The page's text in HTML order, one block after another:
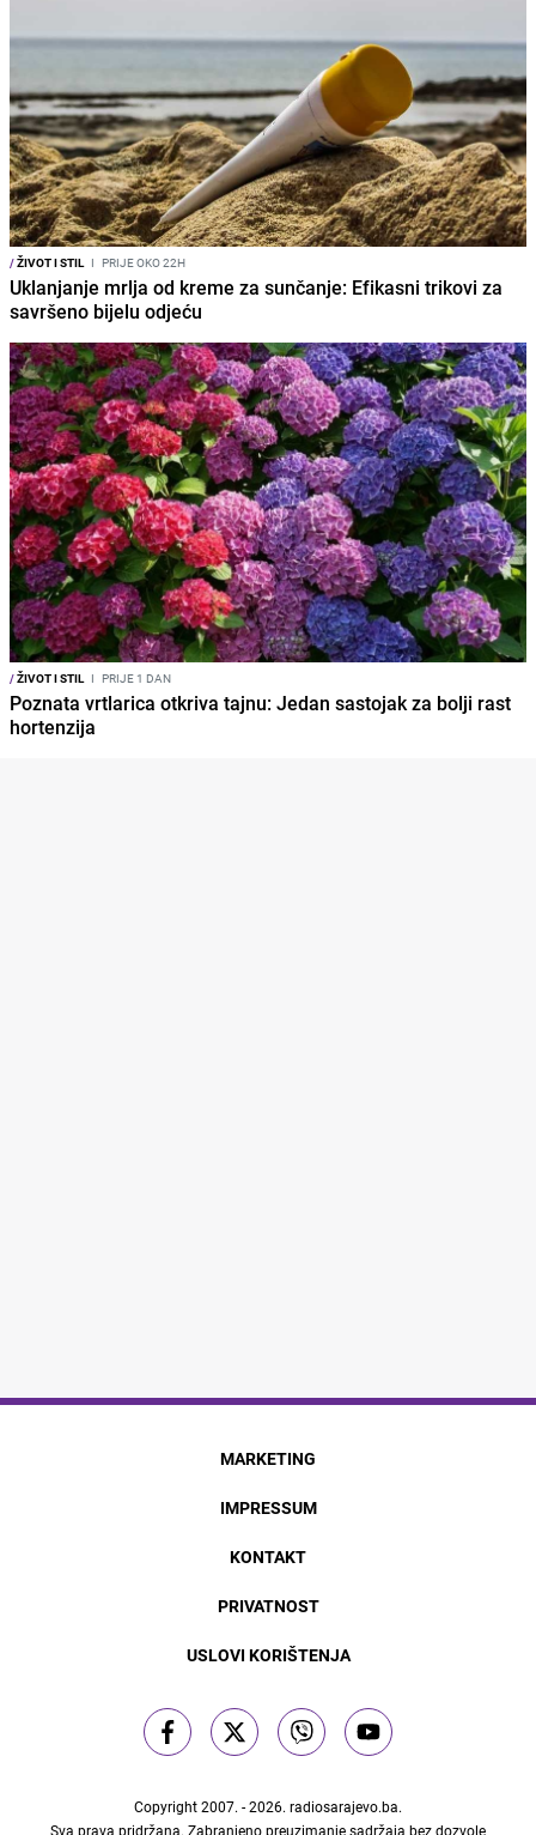
/ŽIVOT I STIL I PRIJE OKO 22H
Uklanjanje mrlja od kreme za sunčanje: Efikasni trikovi za
savršeno bijelu odjeću
/ŽIVOT I STIL I PRIJE 1 DAN
Poznata vrtlarica otkriva tajnu: Jedan sastojak za bolji rast
hortenzija
MARKETING
IMPRESSUM
KONTAKT
PRIVATNOST
USLOVI KORIŠTENJA
Copyright 2007. - 2026. radiosarajevo.ba.
Sva prava pridržana. Zabranjeno preuzimanje sadržaja bez dozvole